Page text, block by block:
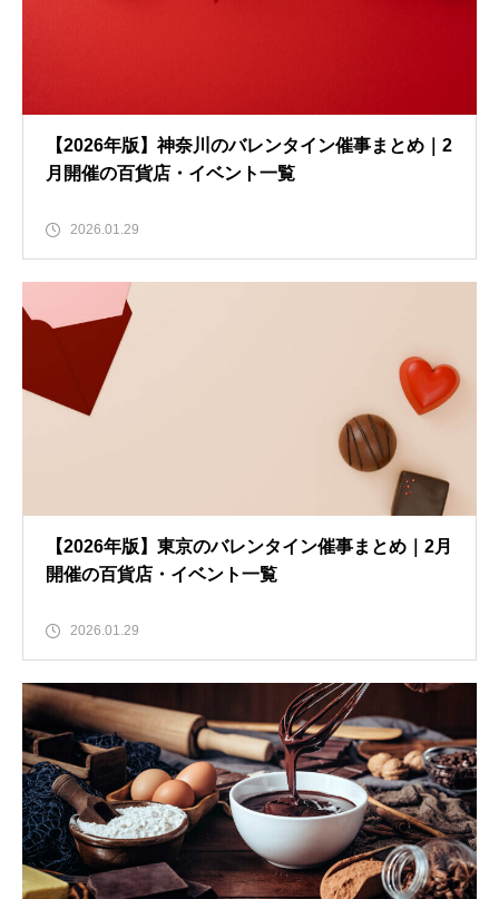
【2026年版】神奈川のバレンタイン催事まとめ｜2
月開催の百貨店・イベント一覧
2026.01.29
【2026年版】東京のバレンタイン催事まとめ｜2月
開催の百貨店・イベント一覧
2026.01.29